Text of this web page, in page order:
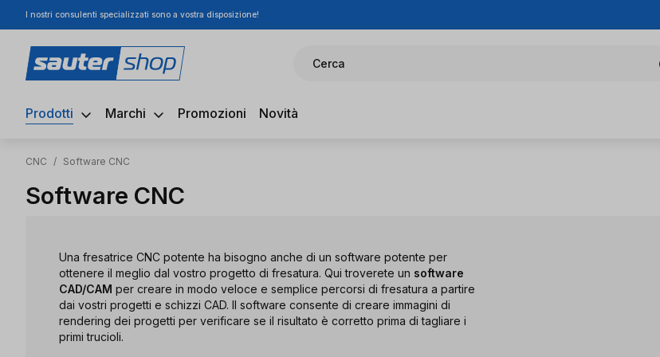
al contenuto principale
Salta alla ricerca
Passa alla navigazione principale
I nostri consulenti specializzati sono a vostra disposizione!
Cerca
Prodotti Marchi Promozioni Novità
CNC / Software CNC
Software CNC
Una fresatrice CNC potente ha bisogno anche di un software potente per
ottenere il meglio dal vostro progetto di fresatura. Qui troverete un software
CAD/CAM per creare in modo veloce e semplice percorsi di fresatura a partire
dai vostri progetti e schizzi CAD. Il software consente di creare immagini di
rendering dei progetti per verificare se il risultato è corretto prima di tagliare i
primi trucioli.